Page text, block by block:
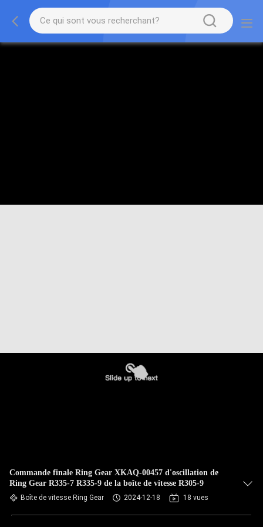
Commande finale Ring Gear XKAQ-00457 d'oscillation de
Ring Gear R335-7 R335-9 de la boîte de vitesse R305-9
Boîte de vitesse Ring Gear 2024-12-18 18 vues